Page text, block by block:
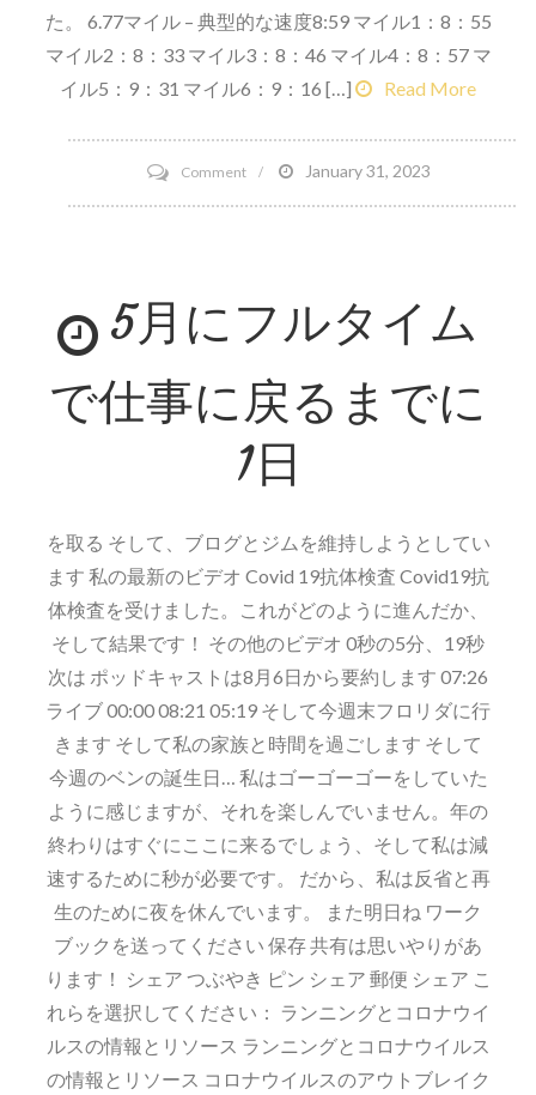
た。 6.77マイル – 典型的な速度8:59 マイル1：8：55
マイル2：8：33 マイル3：8：46 マイル4：8：57 マ
イル5：9：31 マイル6：9：16 […]
Read More
Commenton
ビ
ッ
3
レ
ド
B
January 31, 2023
5月にフルタイム
で仕事に戻るまでに
1日
を取る そして、ブログとジムを維持しようとしてい
ます 私の最新のビデオ Covid 19抗体検査 Covid19抗
体検査を受けました。これがどのように進んだか、
そして結果です！ その他のビデオ 0秒の5分、19秒
次は ポッドキャストは8月6日から要約します 07:26
ライブ 00:00 08:21 05:19 そして今週末フロリダに行
きます そして私の家族と時間を過ごします そして
今週のベンの誕生日… 私はゴーゴーゴーをしていた
ように感じますが、それを楽しんでいません。年の
終わりはすぐにここに来るでしょう、そして私は減
速するために秒が必要です。 だから、私は反省と再
生のために夜を休んでいます。 また明日ね ワーク
ブックを送ってください 保存 共有は思いやりがあ
ります！ シェア つぶやき ピン シェア 郵便 シェア こ
れらを選択してください： ランニングとコロナウイ
ルスの情報とリソース ランニングとコロナウイルス
の情報とリソース コロナウイルスのアウトブレイク